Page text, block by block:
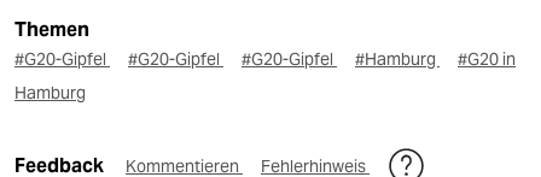
Themen
#G20-Gipfel #G20-Gipfel #G20-Gipfel #Hamburg
#G20 in
Hamburg
Feedback Kommentieren Fehlerhinweis